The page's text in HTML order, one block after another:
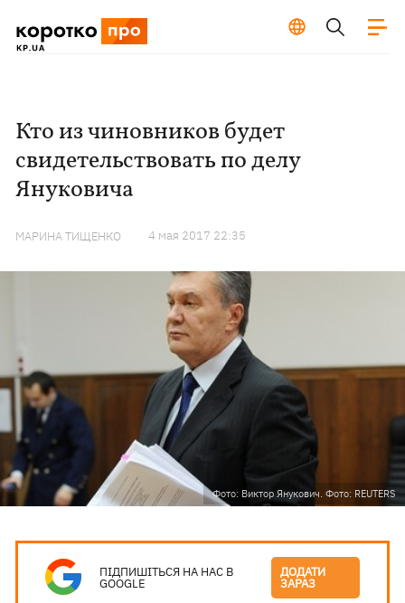
Кто из чиновников будет
свидетельствовать по делу
Януковича
МАРИНА ТИЩЕНКО 4 мая 2017 22:35
Фото: Виктор Янукович. Фото: REUTERS
ПІДПИШІТЬСЯ НА НАС В
GOOGLE
ДОДАТИ
ЗАРАЗ